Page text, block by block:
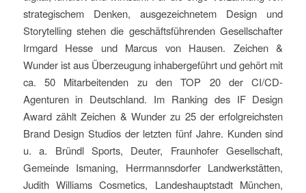
strategischem Denken, ausgezeichnetem Design und
Storytelling stehen die geschäftsführenden Gesellschafter
Irmgard Hesse und Marcus von Hausen. Zeichen &
Wunder ist aus Überzeugung inhabergeführt und gehört mit
ca. 50 Mitarbeitenden zu den TOP 20 der CI/CD-
Agenturen in Deutschland. Im Ranking des IF Design
Award zählt Zeichen & Wunder zu 25 der erfolgreichsten
Brand Design Studios der letzten fünf Jahre. Kunden sind
u. a. Bründl Sports, Deuter, Fraunhofer Gesellschaft,
Gemeinde Ismaning, Herrmannsdorfer Landwerkstätten,
Judith Williams Cosmetics, Landeshauptstadt München,